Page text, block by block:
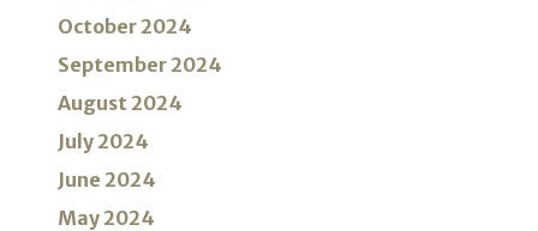
October 2024
September 2024
August 2024
July 2024
June 2024
May 2024